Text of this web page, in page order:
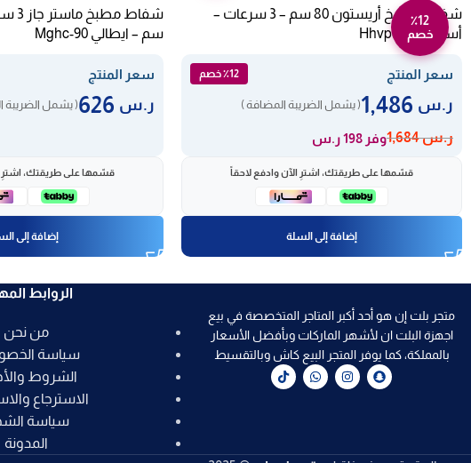
٪12
خصم
شفاط مطبخ أريستون 80 سم – 3 سرعات –
أسود Hhvp8.7fltk
سعر المنتج ٪12 خصم
ر.س ( يشمل الضريبة المضافة )
ر.س1,684 وفر 198 ر.س
قسّمها على طريقتك، اشترِ الآن وادفع لاحقاً
إضافة إلى السلة
سم – ايطالي Mghc-90
سعر المنتج
ر.س ( يشمل الضريبة
قسّمها على طريقتك، اشترِ
إضافة إلى
متجر بلت إن هو أحد أكبر المتاجر المتخصصة في بيع
اجهزة البلت ان لأشهر الماركات وبأفضل الأسعار
بالمملكة، كما يوفر المتجر البيع كاش وبالتقسيط
الروابط
من نحن
سياسة
الشروط
الاسترجاع
سياسة
المدونة